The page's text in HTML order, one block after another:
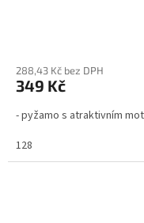
288,43 Kč bez DPH
349 Kč
- pyžamo s atraktivním
128